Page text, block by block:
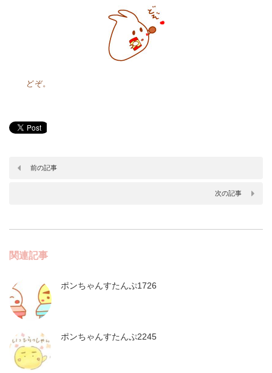
どぞ。
前の記事
次の記事
関連記事
ポンちゃんすたんぷ1726
ポンちゃんすたんぷ2245